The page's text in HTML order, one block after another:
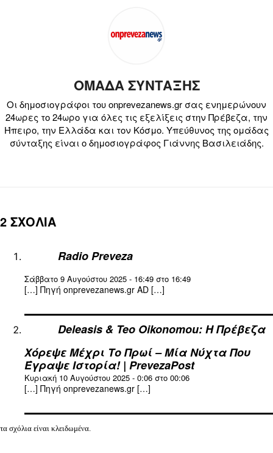
ΟΜΑΔΑ ΣΥΝΤΑΞΗΣ
Οι δημοσιογράφοι του onprevezanews.gr σας ενημερώνουν
24ωρες το 24ωρο για όλες τις εξελίξεις στην Πρέβεζα, την
Ήπειρο, την Ελλάδα και τον Κόσμο. Υπεύθυνος της ομάδας
σύνταξης είναι ο δημοσιογράφος Γιάννης Βασιλειάδης.
2 ΣΧΟΛΙΑ
Radio Preveza
Σάββατο 9 Αυγούστου 2025 - 16:49 στο 16:49
[…] Πηγή onprevezanews.gr AD […]
Deleasis & Teo Oikonomou: Η Πρέβεζα
Χόρεψε Μέχρι Το Πρωί – Μία Νύχτα Που
Έγραψε Ιστορία! | PrevezaPost
Κυριακή 10 Αυγούστου 2025 - 0:06 στο 00:06
[…] Πηγή onprevezanews.gr […]
τα σχόλια είναι κλειδωμένα.